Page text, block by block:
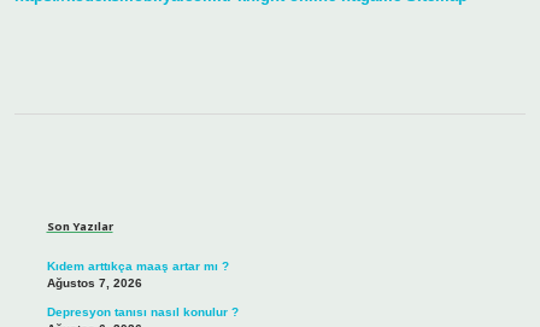
Son Yazılar
Kıdem arttıkça maaş artar mı ?
Ağustos 7, 2026
Depresyon tanısı nasıl konulur ?